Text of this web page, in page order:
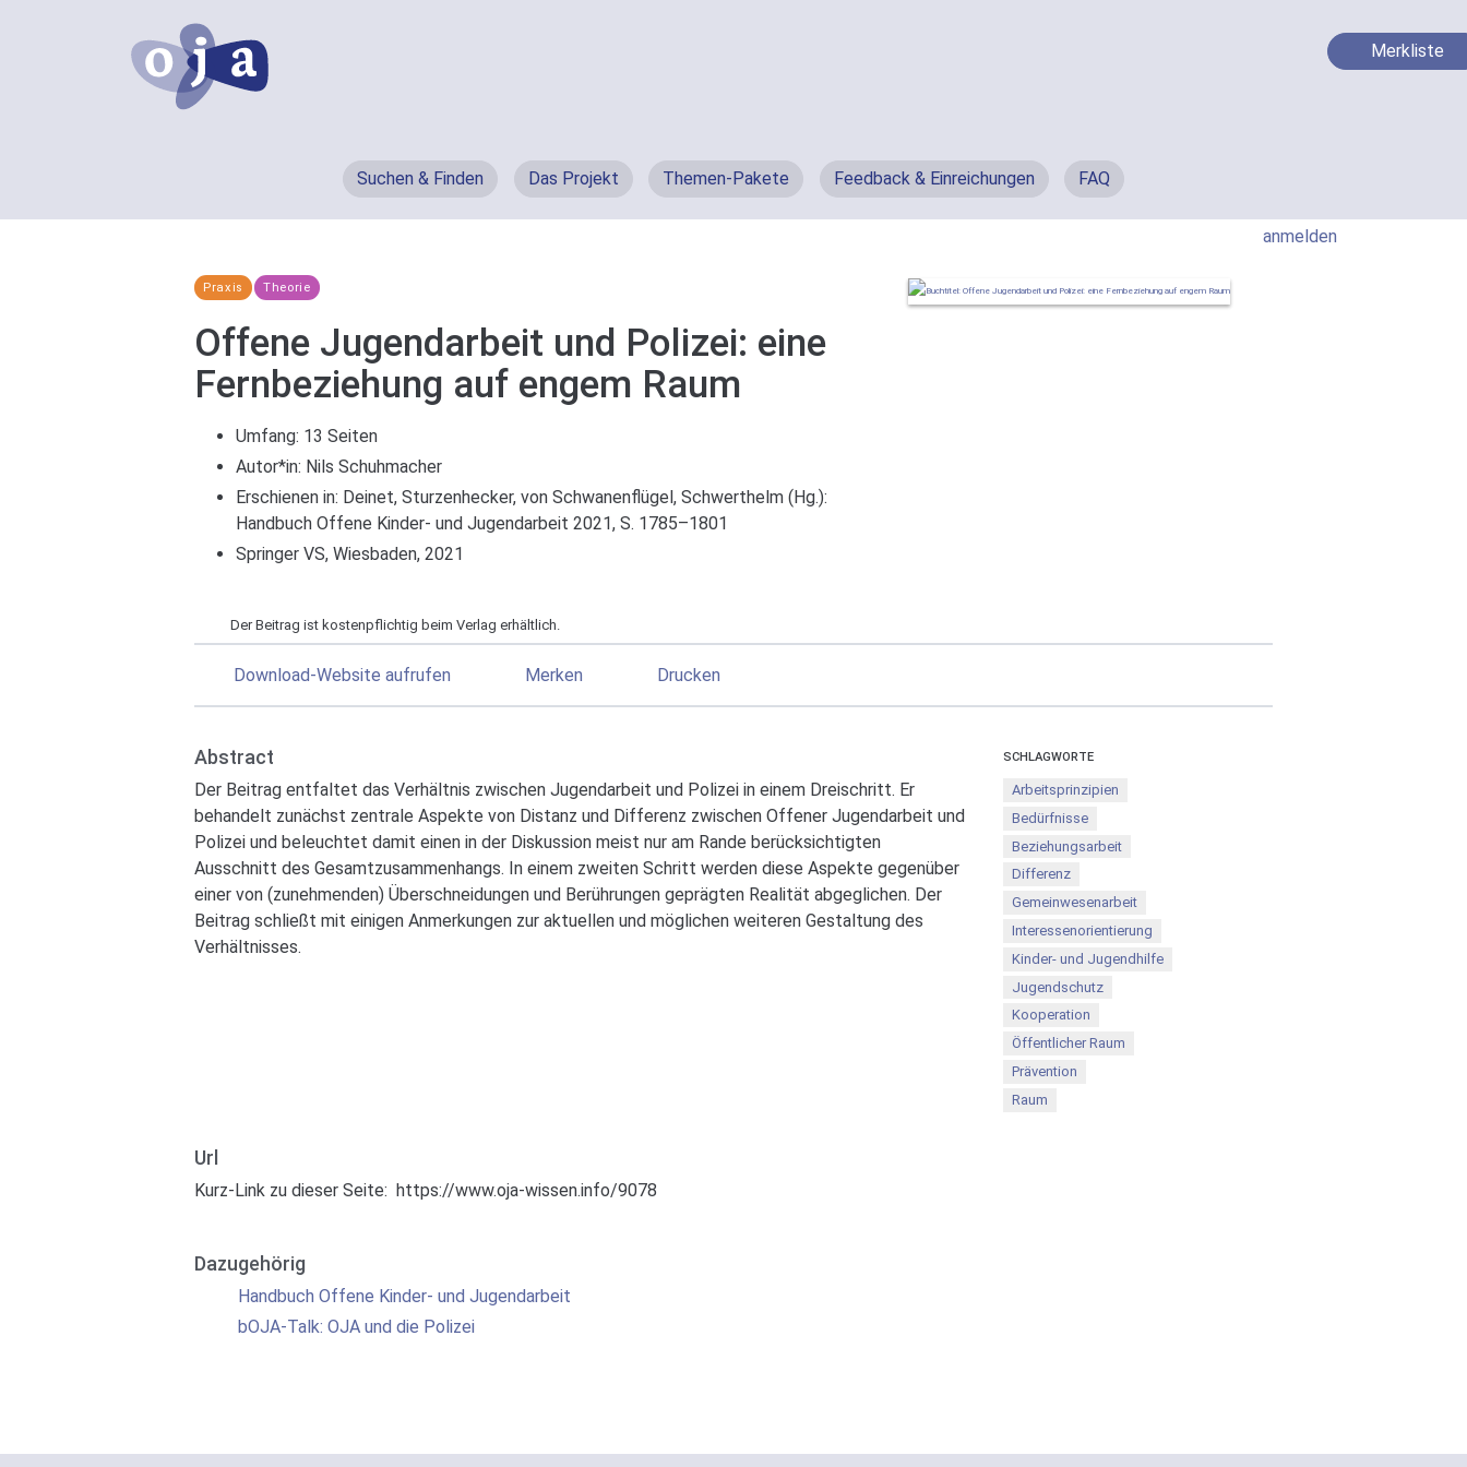
Suchen & Finden Das Projekt Themen-Pakete Feedback & Einreichungen FAQ
Merkliste
anmelden
Praxis Theorie
Offene Jugendarbeit und Polizei: eine
Fernbeziehung auf engem Raum
Umfang: 13 Seiten
Autor*in: Nils Schuhmacher
Erschienen in: Deinet, Sturzenhecker, von Schwanenflügel, Schwerthelm (Hg.):
Handbuch Offene Kinder- und Jugendarbeit 2021, S. 1785–1801
Springer VS, Wiesbaden, 2021
Der Beitrag ist kostenpflichtig beim Verlag erhältlich.
Download-Website aufrufen Merken Drucken
Abstract
Der Beitrag entfaltet das Verhältnis zwischen Jugendarbeit und Polizei in einem Dreischritt. Er
behandelt zunächst zentrale Aspekte von Distanz und Differenz zwischen Offener Jugendarbeit und
Polizei und beleuchtet damit einen in der Diskussion meist nur am Rande berücksichtigten
Ausschnitt des Gesamtzusammenhangs. In einem zweiten Schritt werden diese Aspekte gegenüber
einer von (zunehmenden) Überschneidungen und Berührungen geprägten Realität abgeglichen. Der
Beitrag schließt mit einigen Anmerkungen zur aktuellen und möglichen weiteren Gestaltung des
Verhältnisses.
SCHLAGWORTE
Arbeitsprinzipien
Bedürfnisse
Beziehungsarbeit
Differenz
Gemeinwesenarbeit
Interessenorientierung
Kinder- und Jugendhilfe
Jugendschutz
Kooperation
Öffentlicher Raum
Prävention
Raum
Url
Kurz-Link zu dieser Seite: https://www.oja-wissen.info/9078
Dazugehörig
Handbuch Offene Kinder- und Jugendarbeit
bOJA-Talk: OJA und die Polizei